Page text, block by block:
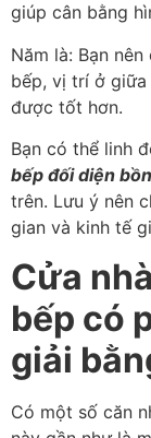
giúp cân bằng
Năm là: Bạn
bếp, vị trí ở
được tốt hơn.
Bạn có thể linh
bếp đối diện
trên. Lưu ý nên
gian và kinh tế
Cửa
bếp có
giải
Có một số căn